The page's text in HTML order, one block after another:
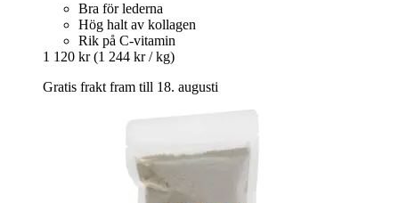
Bra för lederna
Hög halt av kollagen
Rik på C-vitamin
1 120 kr (1 244 kr / kg)
Gratis frakt fram till 18. augusti